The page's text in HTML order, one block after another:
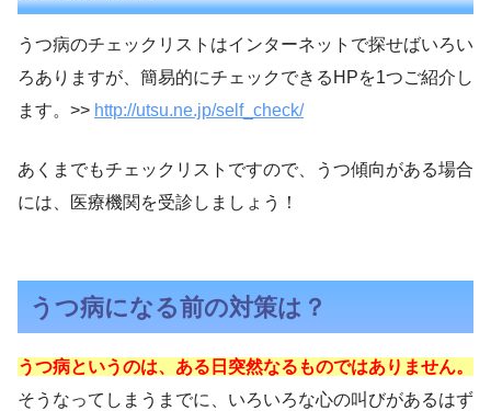
うつ病のチェックリストはインターネットで探せばいろい
ろありますが、簡易的にチェックできるHPを1つご紹介し
ます。>> http://utsu.ne.jp/self_check/
あくまでもチェックリストですので、うつ傾向がある場合
には、医療機関を受診しましょう！
うつ病になる前の対策は？
うつ病というのは、ある日突然なるものではありません。
そうなってしまうまでに、いろいろな心の叫びがあるはず